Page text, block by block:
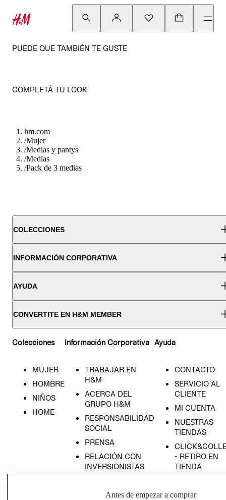
PUEDE QUE TAMBIÉN TE GUSTE
COMPLETÁ TU LOOK
hm.com
/Mujer
/Medias y pantys
/Medias
/Pack de 3 medias
COLECCIONES
INFORMACIÓN CORPORATIVA
AYUDA
CONVERTITE EN H&M MEMBER
Colecciones
MUJER
HOMBRE
NIÑOS
HOME
Información Corporativa
TRABAJAR EN
H&M
ACERCA DEL
GRUPO H&M
RESPONSABILIDAD
SOCIAL
PRENSA
RELACIÓN CON
INVERSIONISTAS
EMPRESARIAL
Ayuda
CONTACTO
SERVICIO AL
CLIENTE
MI CUENTA
NUESTRAS
TIENDAS
- RETIRO EN
TIENDA
Antes de empezar a comprar